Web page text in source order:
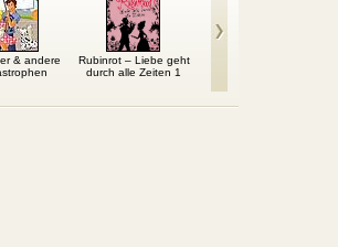
& andere
Rubinrot – Liebe geht
durch alle Zeiten 1